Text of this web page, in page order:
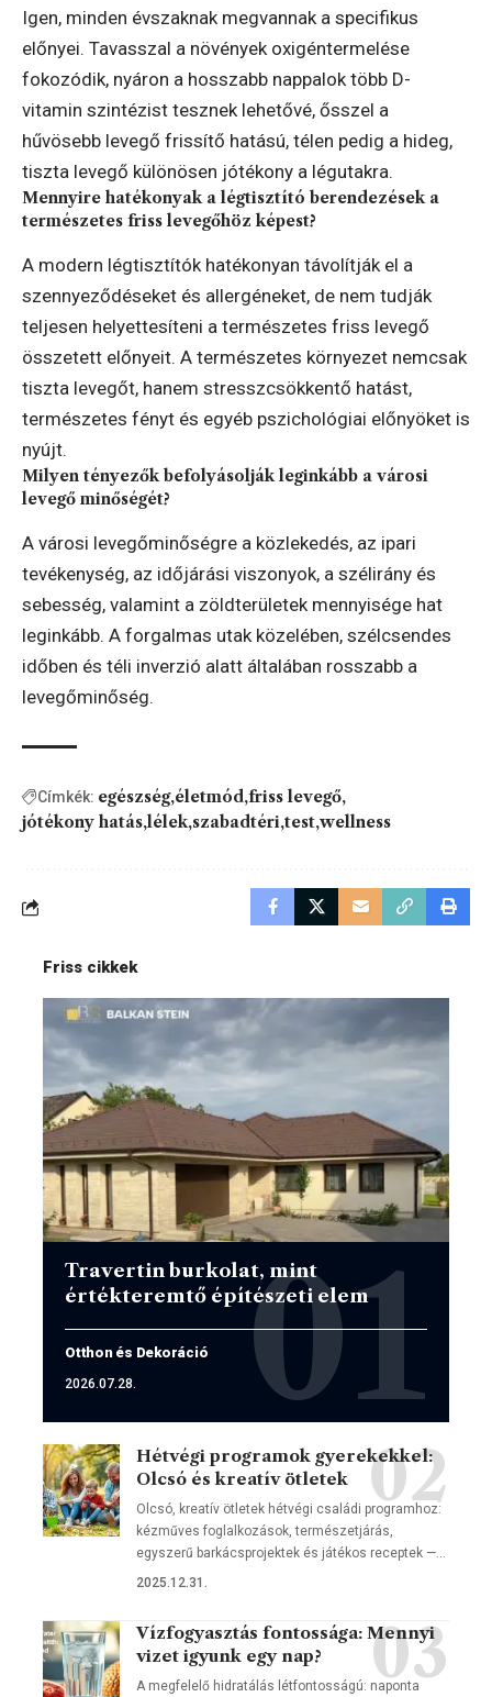
Igen, minden évszaknak megvannak a specifikus
előnyei. Tavasszal a növények oxigéntermelése
fokozódik, nyáron a hosszabb nappalok több D-
vitamin szintézist tesznek lehetővé, ősszel a
hűvösebb levegő frissítő hatású, télen pedig a hideg,
tiszta levegő különösen jótékony a légutakra.
Mennyire hatékonyak a légtisztító berendezések a
természetes friss levegőhöz képest?
A modern légtisztítók hatékonyan távolítják el a
szennyeződéseket és allergéneket, de nem tudják
teljesen helyettesíteni a természetes friss levegő
összetett előnyeit. A természetes környezet nemcsak
tiszta levegőt, hanem stresszcsökkentő hatást,
természetes fényt és egyéb pszichológiai előnyöket is
nyújt.
Milyen tényezők befolyásolják leginkább a városi
levegő minőségét?
A városi levegőminőségre a közlekedés, az ipari
tevékenység, az időjárási viszonyok, a szélirány és
sebesség, valamint a zöldterületek mennyisége hat
leginkább. A forgalmas utak közelében, szélcsendes
időben és téli inverzió alatt általában rosszabb a
levegőminőség.
Címkék: egészség életmód friss levegő
jótékony hatás lélek szabadtéri test wellness
Friss cikkek
Travertin burkolat, mint
értékteremtő építészeti elem
Otthon és Dekoráció
2026.07.28.
Hétvégi programok gyerekekkel:
Olcsó és kreatív ötletek
Olcsó, kreatív ötletek hétvégi családi programhoz:
kézműves foglalkozások, természetjárás,
egyszerű barkácsprojektek és játékos receptek —…
2025.12.31.
Vízfogyasztás fontossága: Mennyi
vizet igyunk egy nap?
A megfelelő hidratálás létfontosságú: naponta